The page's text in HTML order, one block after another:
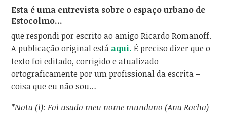
Esta é uma entrevista sobre o espaço urbano de
Estocolmo…
que respondi por escrito ao amigo Ricardo Romanoff.
A publicação original está aqui.É preciso dizer que o
texto foi editado, corrigido e atualizado
ortograficamente por um profissional da escrita –
coisa que eu não sou…
*Nota (i): Foi usado meu nome mundano (Ana Rocha)